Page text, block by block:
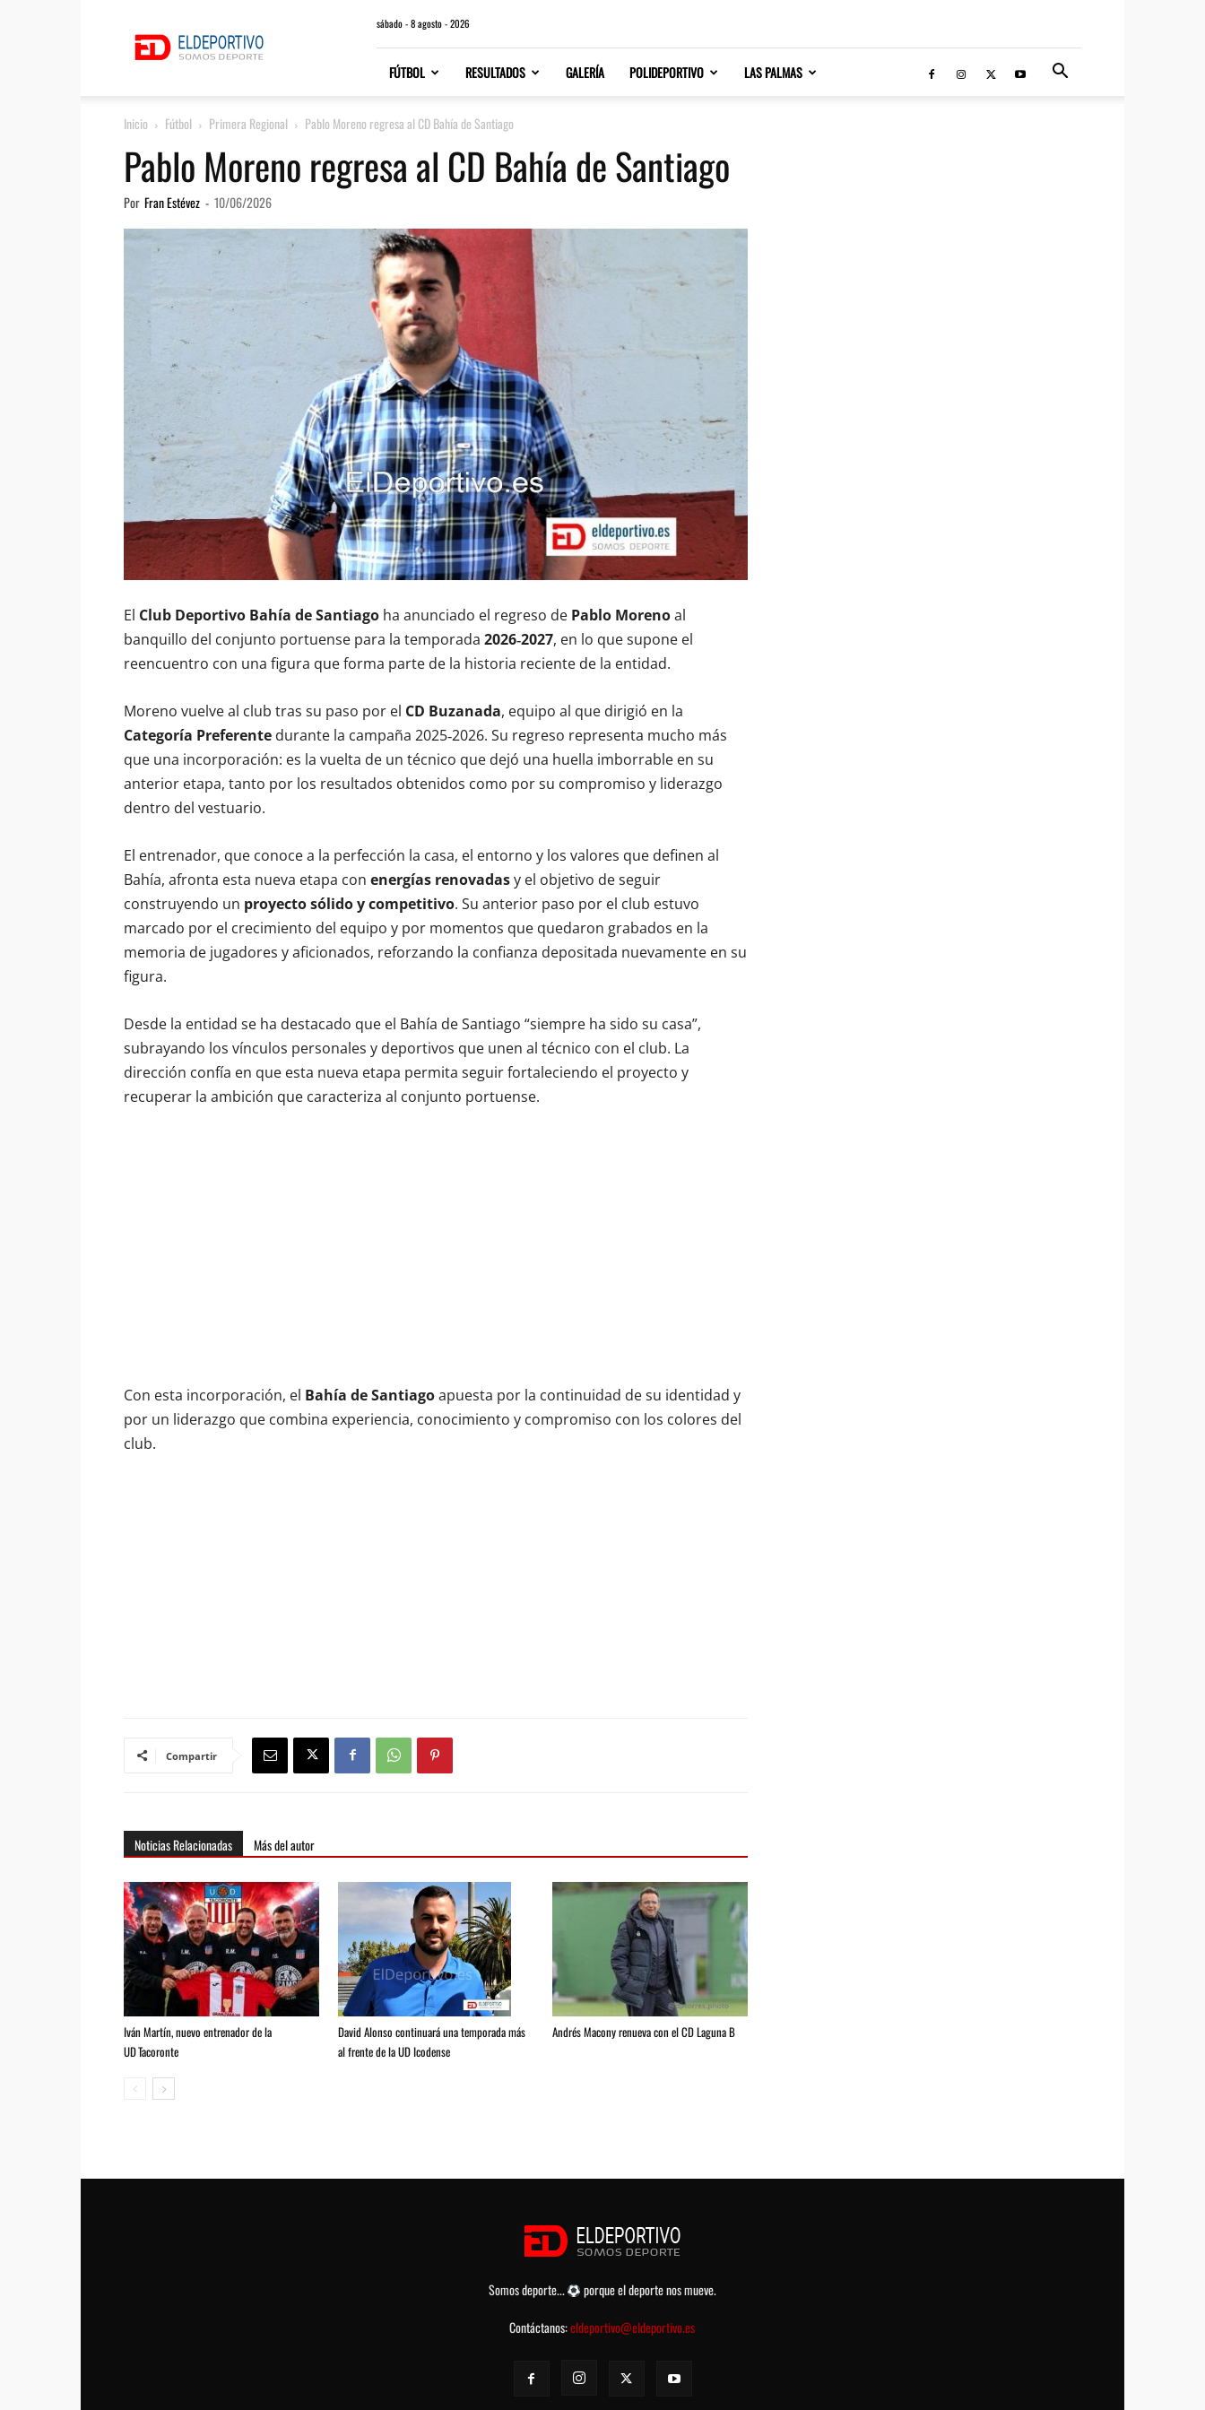
sábado - 8 agosto - 2026
FÚTBOL RESULTADOS GALERÍA POLIDEPORTIVO LAS PALMAS
Inicio Fútbol Primera Regional Pablo Moreno regresa al CD Bahía de Santiago
Pablo Moreno regresa al CD Bahía de Santiago
Por Fran Estévez - 10/06/2026
El Club Deportivo Bahía de Santiago ha anunciado el regreso de Pablo Morenoal
banquillo del conjunto portuense para la temporada 2026‑2027, en lo que supone el
reencuentro con una figura que forma parte de la historia reciente de la entidad.
Moreno vuelve al club tras su paso por el CD Buzanada, equipo al que dirigió en la
Categoría Preferente durante la campaña 2025‑2026. Su regreso representa mucho más
que una incorporación: es la vuelta de un técnico que dejó una huella imborrable en su
anterior etapa, tanto por los resultados obtenidos como por su compromiso y liderazgo
dentro del vestuario.
El entrenador, que conoce a la perfección la casa, el entorno y los valores que definen al
Bahía, afronta esta nueva etapa con energías renovadasy el objetivo de seguir
construyendo un proyecto sólido y competitivo. Su anterior paso por el club estuvo
marcado por el crecimiento del equipo y por momentos que quedaron grabados en la
memoria de jugadores y aficionados, reforzando la confianza depositada nuevamente en su
figura.
Desde la entidad se ha destacado que el Bahía de Santiago “siempre ha sido su casa”,
subrayando los vínculos personales y deportivos que unen al técnico con el club. La
dirección confía en que esta nueva etapa permita seguir fortaleciendo el proyecto y
recuperar la ambición que caracteriza al conjunto portuense.
Con esta incorporación, el Bahía de Santiagoapuesta por la continuidad de su identidad y
por un liderazgo que combina experiencia, conocimiento y compromiso con los colores del
club.
Compartir
Noticias Relacionadas Más del autor
Iván Martín, nuevo entrenador de la
UD Tacoronte
David Alonso continuará una temporada más
al frente de la UD Icodense
Andrés Macony renueva con el CD Laguna B
Somos deporte...
porque el deporte nos mueve.
Contáctanos:eldeportivo@eldeportivo.es